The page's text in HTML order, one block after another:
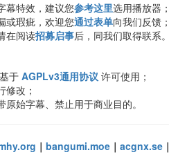
幕特效，建议您参考这里选用播放器；
或瑕疵，欢迎您通过表单向我们反馈；
在阅读招募启事后，同我们取得联系。
基于 AGPLv3通用协议 许可使用；
修改；
始字幕、禁止用于商业目的。
｜ bangumi.moe ｜ acgnx.se ｜